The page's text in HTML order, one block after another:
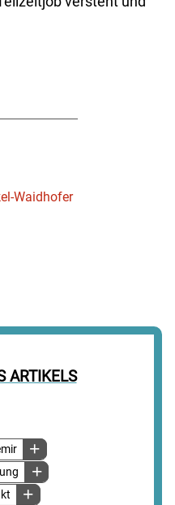
ARTIKELS
Waidhofer